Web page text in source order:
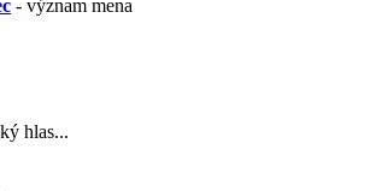
- význam mena
hlas...